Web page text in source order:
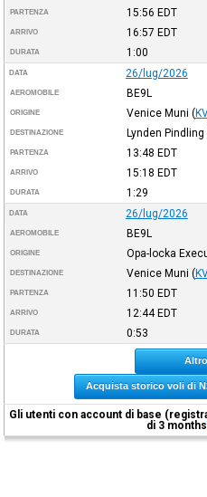
PARTENZA 15:56 EDT
ARRIVO 16:57 EDT
DURATA 1:00
DATA 26/lug/2026
AEROMOBILE BE9L
ORIGINE Venice Muni (
DESTINAZIONE Lynden
PARTENZA 13:48 EDT
ARRIVO 15:18 EDT
DURATA 1:29
DATA 26/lug/2026
AEROMOBILE BE9L
ORIGINE Opa-locka
DESTINAZIONE Venice Muni (
PARTENZA 11:50 EDT
ARRIVO 12:44EDT
DURATA 0:53
Acquista storico voli di
Gli utenti con account di base
di 3 months